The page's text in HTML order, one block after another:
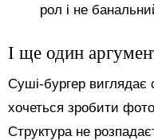
рол і не
І ще один
Суші-бургер виглядає
хочеться зробити
Структура не